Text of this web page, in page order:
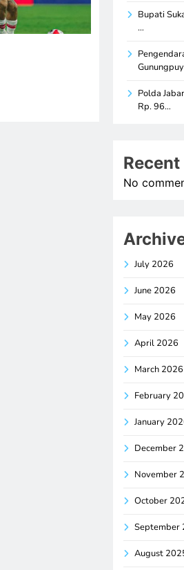
Bupati
…
Polda
Rp. 96…
No
July 2026
June 2026
May 2026
April 2026
March 2026
February
January
December
November
October
September
August